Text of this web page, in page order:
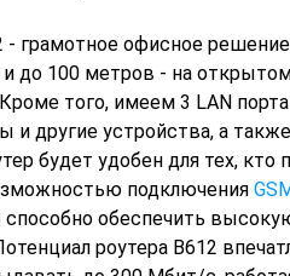
- грамотное офисное
до 100 метров - на
того, имеем 3 LAN
и другие устройства, а
будет удобен для тех, кто
подключения
способно обеспечить
роутера В612